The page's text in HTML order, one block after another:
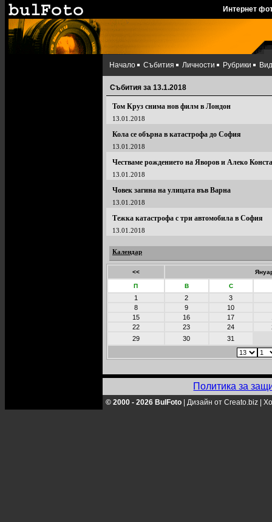
Интернет
Начало Събития Личности Рубрики
Събития за 13.1.2018
Том Круз снима нов филм в Лондон
13.01.2018
Кола се обърна в катастрофа до София
13.01.2018
Честваме рождението на Яворов и Алеко
13.01.2018
Човек загина на улицата във Варна
13.01.2018
Тежка катастрофа с три автомобила в София
13.01.2018
Календар
<<
П В С
1 2
3
8
9
10
15
16 17
22
23 24
29
30 31
Политика за
© 2000 - 2026 BulFoto Дизайн от Creato.biz